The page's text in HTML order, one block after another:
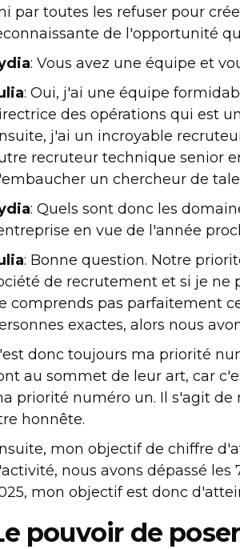
par toutes les refuser pour
de l'opportunité
: Vous avez une équipe et
: Oui, j'ai une équipe
des opérations qui est
j'ai un incroyable
recruteur technique senior
un chercheur de
: Quels sont donc les
en vue de l'année
: Bonne question. Notre
de recrutement et si je ne
comprends pas parfaitement
exactes, alors nous
donc toujours ma priorité
au sommet de leur art, car
priorité numéro un. Il s'agit de
honnête.
mon objectif de chiffre
nous avons dépassé les
mon objectif est donc
pouvoir de